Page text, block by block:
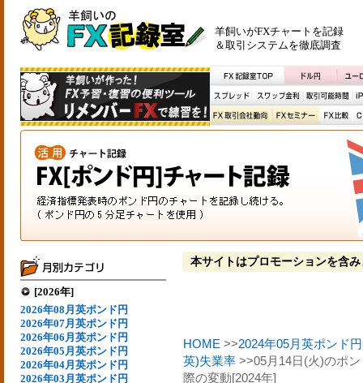
羊飼いがFXチャートを記録
＆取引システムを徹底調査
[2026年]
2026年08月英ポンド円
2026年07月英ポンド円
2026年06月英ポンド円
2026年05月英ポンド円
2026年04月英ポンド円
2026年03月英ポンド円
本サイトはプロモーションを含み
HOME >>2024年05月英ポンド円
英)失業率 >>05月14日(火)のポ
際の変動[2024年]